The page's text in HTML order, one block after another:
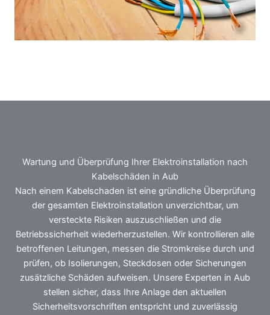
Wartung und Überprüfung Ihrer Elektroinstallation nach
Kabelschäden in Aub
Nach einem Kabelschaden ist eine gründliche Überprüfung
der gesamten Elektroinstallation unverzichtbar, um
versteckte Risiken auszuschließen und die
Betriebssicherheit wiederherzustellen. Wir kontrollieren alle
betroffenen Leitungen, messen die Stromkreise durch und
prüfen, ob Isolierungen, Steckdosen oder Sicherungen
zusätzliche Schäden aufweisen. Unsere Experten in Aub
stellen sicher, dass Ihre Anlage den aktuellen
Sicherheitsvorschriften entspricht und zuverlässig